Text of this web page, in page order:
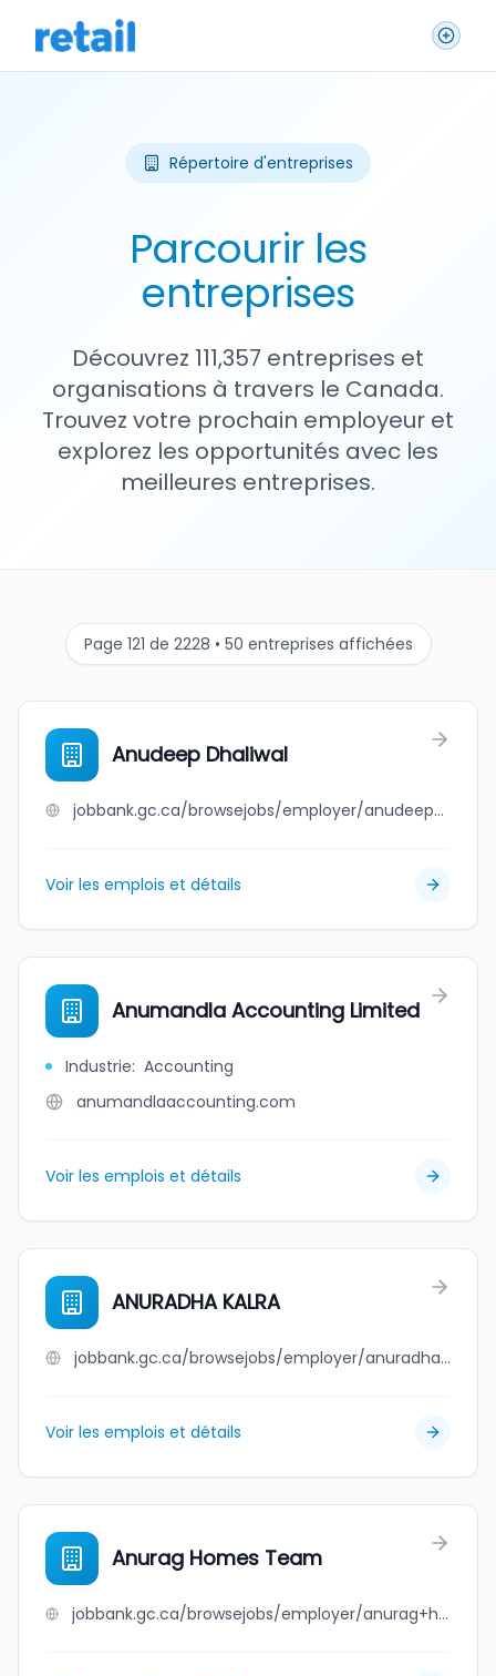
Répertoire d'entreprises
Parcourir les
entreprises
Découvrez 111,357 entreprises et
organisations à travers le Canada.
Trouvez votre prochain employeur et
explorez les opportunités avec les
meilleures entreprises.
Page 121 de 2228 • 50 entreprises affichées
Anudeep Dhaliwal
jobbank.gc.ca/browsejobs/employer/anudeep+dhaliwal/ca
Voir les emplois et détails
Anumandla Accounting Limited
Industrie: Accounting
anumandlaaccounting.com
Voir les emplois et détails
ANURADHA KALRA
jobbank.gc.ca/browsejobs/employer/anuradha+kalra/ca
Voir les emplois et détails
Anurag Homes Team
jobbank.gc.ca/browsejobs/employer/anurag+homes+team/ca